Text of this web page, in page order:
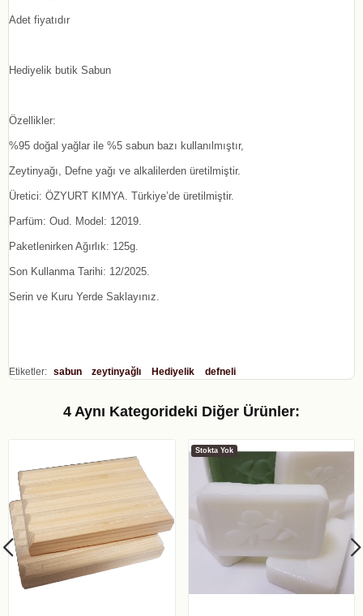
Adet fiyatıdır
Hediyelik butik Sabun
Özellikler:
%95 doğal yağlar ile %5 sabun bazı kullanılmıştır,
Zeytinyağı, Defne yağı ve alkalilerden üretilmiştir.
Üretici: ÖZYURT KIMYA. Türkiye’de üretilmiştir.
Parfüm: Oud. Model: 12019.
Paketlenirken Ağırlık: 125g.
Son Kullanma Tarihi: 12/2025.
Serin ve Kuru Yerde Saklayınız.
Etiketler: sabun zeytinyağlı Hediyelik defneli
4 Aynı Kategorideki Diğer Ürünler:
Stokta Yok